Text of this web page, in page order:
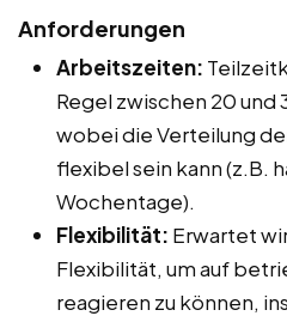
Anforderungen
Arbeitszeiten:
Regel zwischen 20
wobei die Verteilung
flexibel sein kann (z.B.
Wochentage).
Flexibilität: Erwartet
Flexibilität, um auf
reagieren zu können,